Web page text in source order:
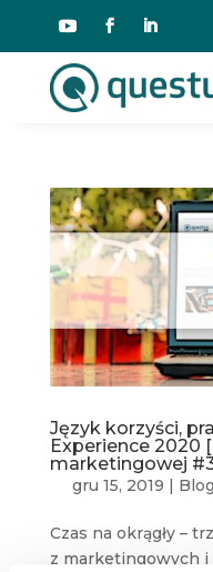
Język korzyści,
Experience 2020
marketingowej
gru 15, 2019 |
Czas na okrągły –
z marketingowych